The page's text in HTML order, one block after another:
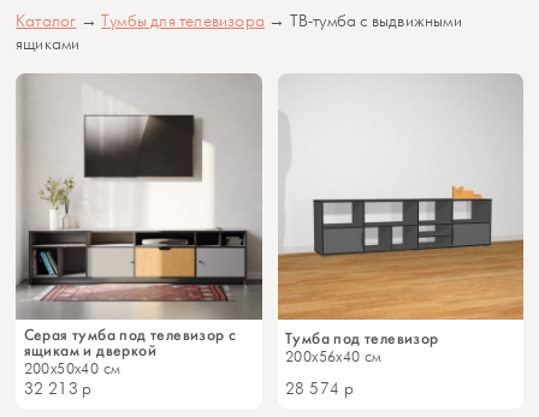
Каталог →Тумбы для телевизора → ТВ-тумба с выдвижными
ящиками
Серая тумба под телевизор с
ящикам и дверкой
200x50x40 см
32 213 р
Тумба под телевизор
200x56x40 см
28 574 р